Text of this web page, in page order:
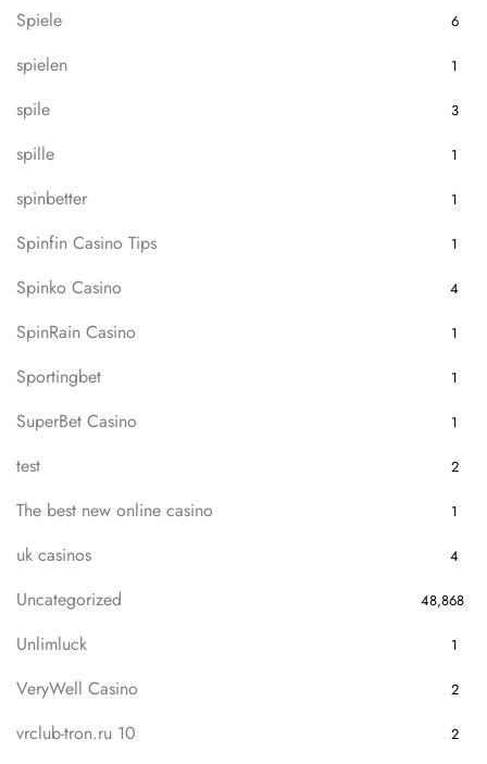
Spiele 6
spielen 1
spile 3
spille 1
spinbetter 1
Spinfin Casino Tips 1
Spinko Casino 4
SpinRain Casino 1
Sportingbet 1
SuperBet Casino 1
test 2
The best new online casino 1
uk casinos 4
Uncategorized 48,868
Unlimluck 1
VeryWell Casino 2
vrclub-tron.ru 10 2